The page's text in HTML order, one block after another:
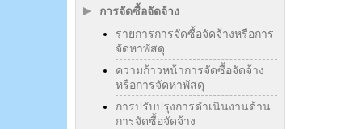
การจัดซื้อจัดจ้าง
รายการการจัดซื้อจัดจ้างหรือการ
จัดหาพัสดุ
ความก้าวหน้าการจัดซื้อจัดจ้าง
หรือการจัดหาพัสดุ
การปรับปรุงการดำเนินงานด้าน
การจัดซื้อจัดจ้าง